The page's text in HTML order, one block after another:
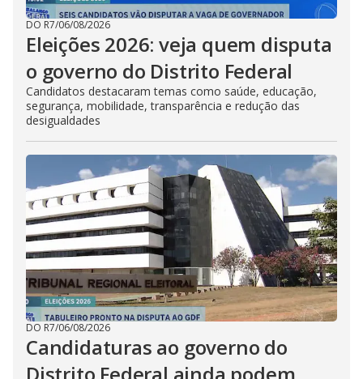
DO R7/06/08/2026
Eleições 2026: veja quem disputa
o governo do Distrito Federal
Candidatos destacaram temas como saúde, educação,
segurança, mobilidade, transparência e redução das
desigualdades
DO R7/06/08/2026
Candidaturas ao governo do